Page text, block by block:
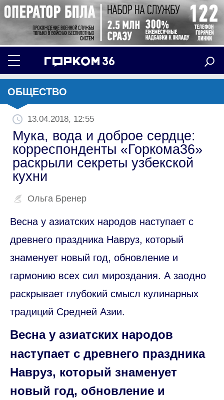
ОБЩЕСТВО
13.04.2018, 12:55
Мука, вода и доброе сердце:
корреспонденты «Горкома36»
раскрыли секреты узбекской
кухни
Ольга Бренер
Весна у азиатских народов наступает с
древнего праздника Навруз, который
знаменует новый год, обновление и
гармонию всех сил мироздания. А заодно
раскрывает глубокий смысл кулинарных
традиций Средней Азии.
Весна у азиатских народов
наступает с древнего праздника
Навруз, который знаменует
новый год, обновление и